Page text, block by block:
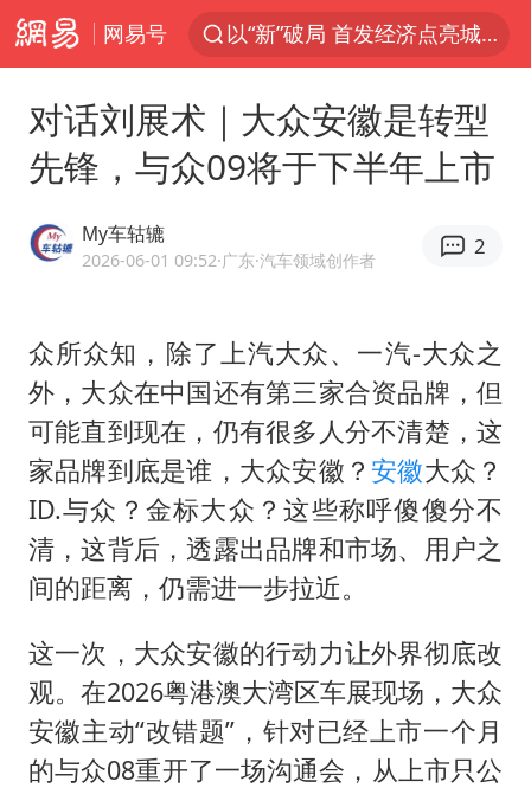
网易号
斯诺克中国公开赛8日开杆
A股开盘：民爆、CPO等概念走强
台风白海豚最新路径研判来了
AI能不能接广告
女子利用漏洞0元薅走3000多件家电
我国编制完成新版全月地质图
现代版摸金校尉落网查获400多枚古币
毛宁转发梯田音乐会视频海外网友赞叹
张帅不敌萨巴伦卡无缘多伦多站16强
深圳地面沉降致车辆损坏系谣言
多地要求领导干部带头休假
奋进开新局 实干挑大梁
对话刘展术｜大众安徽是转型
先锋，与众09将于下半年上市
My车轱辘
2026-06-01 09:52·广东·汽车领域创作者
2
众所众知，除了上汽大众、一汽-大众之
外，大众在中国还有第三家合资品牌，但
可能直到现在，仍有很多人分不清楚，这
家品牌到底是谁，大众安徽？安徽大众？
ID.与众？金标大众？这些称呼傻傻分不
清，这背后，透露出品牌和市场、用户之
间的距离，仍需进一步拉近。
这一次，大众安徽的行动力让外界彻底改
观。在2026粤港澳大湾区车展现场，大众
安徽主动“改错题”，针对已经上市一个月
的与众08重开了一场沟通会，从上市只公